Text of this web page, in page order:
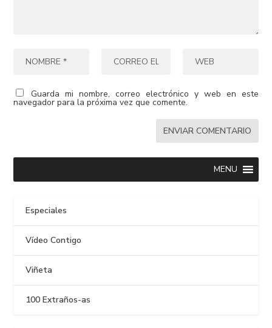
Guarda mi nombre, correo electrónico y web en este
navegador para la próxima vez que comente.
MENU
Especiales
Vídeo Contigo
Viñeta
100 Extraños-as